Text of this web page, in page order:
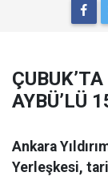
AYBÜ’LÜ
Ankara
Yerleşkesi,